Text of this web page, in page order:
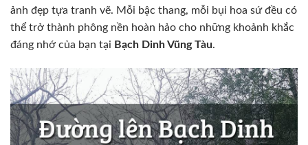
ảnh đẹp tựa tranh vẽ. Mỗi bậc thang, mỗi bụi hoa sứ đều có
thể trở thành phông nền hoàn hảo cho những khoảnh khắc
đáng nhớ của bạn tại Bạch Dinh Vũng Tàu.